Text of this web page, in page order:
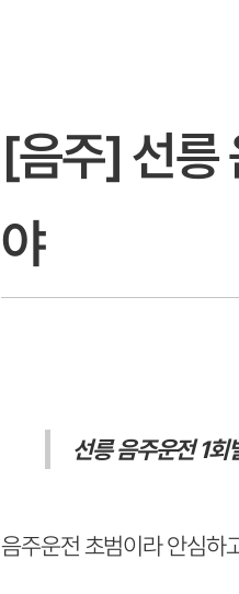
[음주] 선릉
야
선릉 음주운전 1회
음주운전 초범이라 안심하